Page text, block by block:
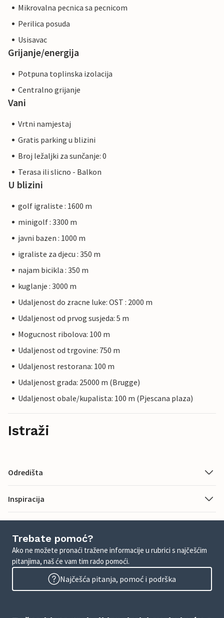
Mikrovalna pecnica sa pecnicom
Perilica posuda
Usisavac
Grijanje/energija
Potpuna toplinska izolacija
Centralno grijanje
Vani
Vrtni namjestaj
Gratis parking u blizini
Broj ležaljki za sunčanje: 0
Terasa ili slicno - Balkon
U blizini
golf igraliste : 1600 m
minigolf : 3300 m
javni bazen : 1000 m
igraliste za djecu : 350 m
najam bicikla : 350 m
kuglanje : 3000 m
Udaljenost do zracne luke: OST : 2000 m
Udaljenost od prvog susjeda: 5 m
Mogucnost ribolova: 100 m
Udaljenost od trgovine: 750 m
Udaljenost restorana: 100 m
Udaljenost grada: 25000 m (Brugge)
Udaljenost obale/kupalista: 100 m (Pjescana plaza)
Istraži
Odredišta
Inspiracija
Trebate pomoć?
Ako ne možete pronaći tražene informacije u rubrici s najčešćim
pitanjima, naš će vam tim rado pomoći.
Najčešća pitanja, pomoć i podrška